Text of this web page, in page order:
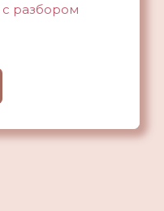
с разбором